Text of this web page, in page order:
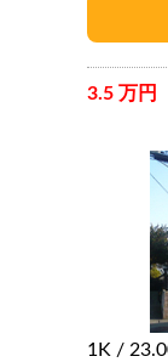
3.5 万円
1K /